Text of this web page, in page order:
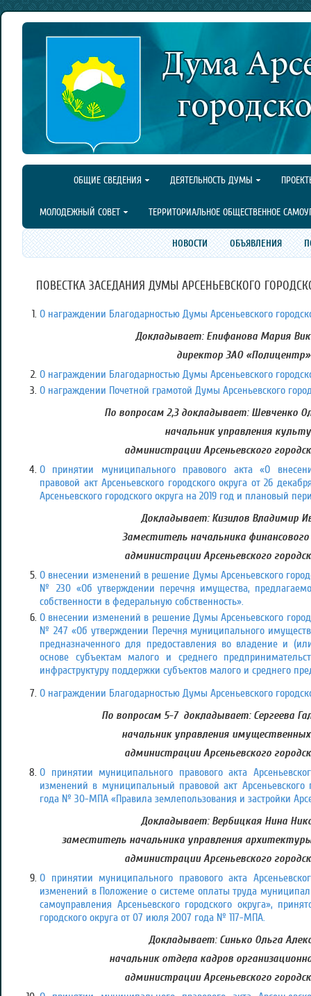
ОБЩИЕ СВЕДЕНИЯ ДЕЯТЕЛЬНОСТЬ ДУМЫ
МОЛОДЕЖНЫЙ СОВЕТ ТЕРРИТОРИАЛЬНОЕ ОБЩЕСТВЕННОЕ
НОВОСТИ ОБЪЯВЛЕНИЯ
ПОВЕСТКА ЗАСЕДАНИЯ ДУМЫ АРСЕНЬЕВСКОГО
О награждении Благодарностью Думы Арсеньевского
Докладывает: Епифанова Мария
директор ЗАО «Полицентр»
О награждении Благодарностью Думы Арсеньевского
О награждении Почетной грамотой Думы Арсеньевского
По вопросам 2,3 докладывает: Шевченко
начальник управления
администрации Арсеньевского
О принятии муниципального правового акта «О
правовой акт Арсеньевского городского округа от 26
Арсеньевского городского округа на 2019 год и плановый
Докладывает: Кизилов Владимир
Заместитель начальника финансового
администрации Арсеньевского
О внесении изменений в решение Думы Арсеньевского
№ 230 «Об утверждении перечня имущества,
собственности в федеральную собственность».
О внесении изменений в решение Думы Арсеньевского
№ 247 «Об утверждении Перечня муниципального
предназначенного для предоставления во владение и
основе субъектам малого и среднего
инфраструктуру поддержки субъектов малого и среднего
О награждении Благодарностью Думы Арсеньевского
По вопросам 5-7 докладывает: Сергеева
начальник управления
администрации Арсеньевского
О принятии муниципального правового акта
изменений в муниципальный правовой акт Арсеньевского
года № 30-МПА «Правила землепользования и застройки
Докладывает: Вербицкая Нина
заместитель начальника управления
администрации Арсеньевского
О принятии муниципального правового акта
изменений в Положение о системе оплаты труда
самоуправления Арсеньевского городского округа»,
городского округа от 07 июля 2007 года № 117-МПА.
Докладывает: Синько Ольга
начальник отдела кадров
администрации Арсеньевского